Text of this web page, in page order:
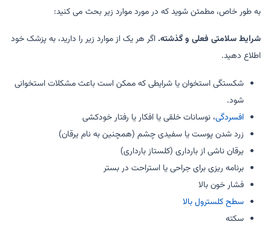
به طور خاص، مطمئن شوید که در مورد موارد زیر بحث می کنید:
شرایط سلامتی فعلی و گذشته. اگر هر یک از موارد زیر را دارید، به پزشک خود
اطلاع دهید.
شکستگی استخوان یا شرایطی که ممکن است باعث مشکلات استخوانی
شود.
افسردگی، نوسانات خلقی یا افکار یا رفتار خودکشی
زرد شدن پوست یا سفیدی چشم (همچنین به نام یرقان)
یرقان ناشی از بارداری (کلستاز بارداری)
برنامه ریزی برای جراحی یا استراحت در بستر
فشار خون بالا
سطح کلسترول بالا
سکته